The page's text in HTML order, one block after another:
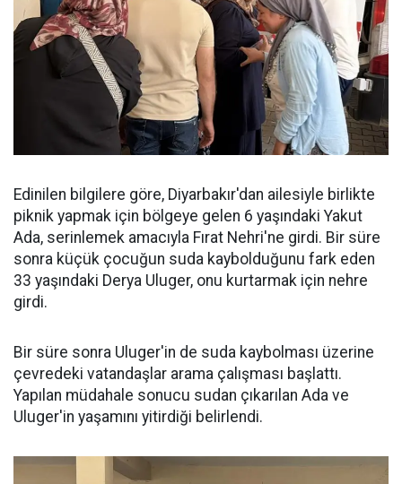
Edinilen bilgilere göre, Diyarbakır'dan ailesiyle birlikte
piknik yapmak için bölgeye gelen 6 yaşındaki Yakut
Ada, serinlemek amacıyla Fırat Nehri'ne girdi. Bir süre
sonra küçük çocuğun suda kaybolduğunu fark eden
33 yaşındaki Derya Uluger, onu kurtarmak için nehre
girdi.
Bir süre sonra Uluger'in de suda kaybolması üzerine
çevredeki vatandaşlar arama çalışması başlattı.
Yapılan müdahale sonucu sudan çıkarılan Ada ve
Uluger'in yaşamını yitirdiği belirlendi.